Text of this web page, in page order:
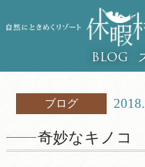
BLOG
ブログ
奇妙なキノコ